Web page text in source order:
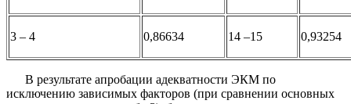
3 – 4 0,86634 14 –15 0,93254
В результате апробации адекватности ЭКМ по
исключению зависимых факторов (при сравнении основных